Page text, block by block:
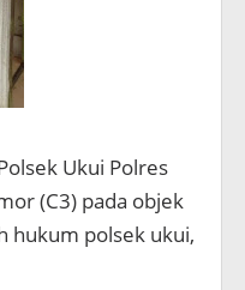
Ukui Polres
(C3) pada objek
hukum polsek ukui,